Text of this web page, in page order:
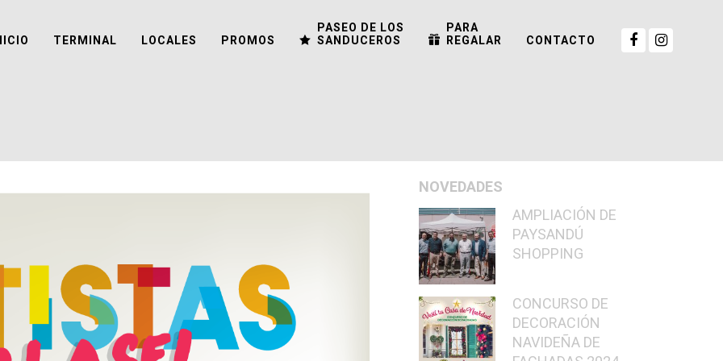
TERMINAL LOCALES PROMOS
PASEO DE LOS
SANDUCEROS
PARA
REGALAR
CONTACTO
NOVEDADES
AMPLIACIÓN DE
PAYSANDÚ
SHOPPING
CONCURSO DE
DECORACIÓN
NAVIDEÑA DE